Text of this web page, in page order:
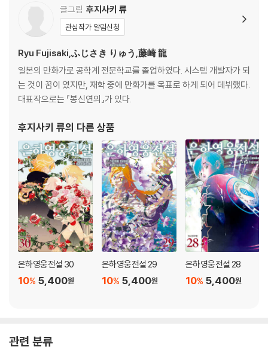
글그림 후지사키 류
관심작가 알림신청
Ryu Fujisaki,ふじさき りゅう,藤崎 龍
일본의 만화가로 공학계 전문학교를 졸업하였다. 시스템 개발자가 되
는 것이 꿈이 였지만, 재학 중에 만화가를 목표로 하게 되어 데뷔했다.
대표작으로는 『봉신연의』가 있다.
후지사키 류의 다른 상품
은하영웅전설 30
5,400원
10%
은하영웅전설 29
5,400원
10%
은하영웅전설 28
5,400원
10%
관련 분류